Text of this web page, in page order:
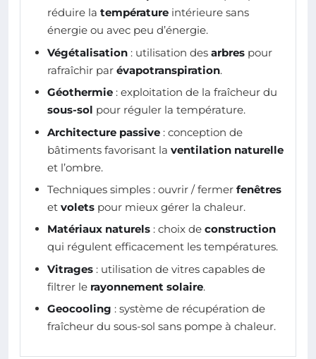
réduire la température intérieure sans
énergie ou avec peu d’énergie.
Végétalisation : utilisation des arbres pour
rafraîchir par évapotranspiration.
Géothermie : exploitation de la fraîcheur du
sous-sol pour réguler la température.
Architecture passive : conception de
bâtiments favorisant la ventilation naturelle
et l’ombre.
Techniques simples : ouvrir / fermer fenêtres
et volets pour mieux gérer la chaleur.
Matériaux naturels : choix de construction
qui régulent efficacement les températures.
Vitrages : utilisation de vitres capables de
filtrer le rayonnement solaire.
Geocooling : système de récupération de
fraîcheur du sous-sol sans pompe à chaleur.